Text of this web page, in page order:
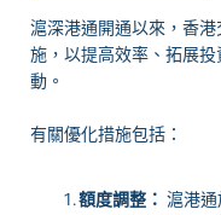
滬深港通開通以來，香
施，以提高效率、拓展
動。
有關優化措施包括：
額度調整： 滬港